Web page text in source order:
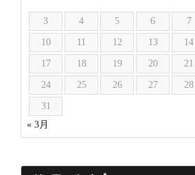
3 4 5 6 7
10 11 12 13 14
17 18 19 20 21
24 25 26 27 28
31
« 3月